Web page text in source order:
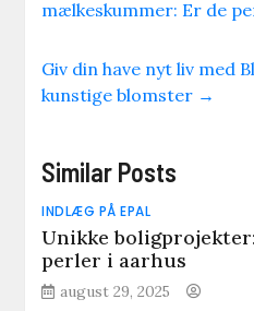
mælkeskummer: Er de
Giv din have nyt liv med
kunstige blomster →
Similar Posts
INDLÆG PÅ EPAL
Unikke
perler i aarhus
august 29, 2025